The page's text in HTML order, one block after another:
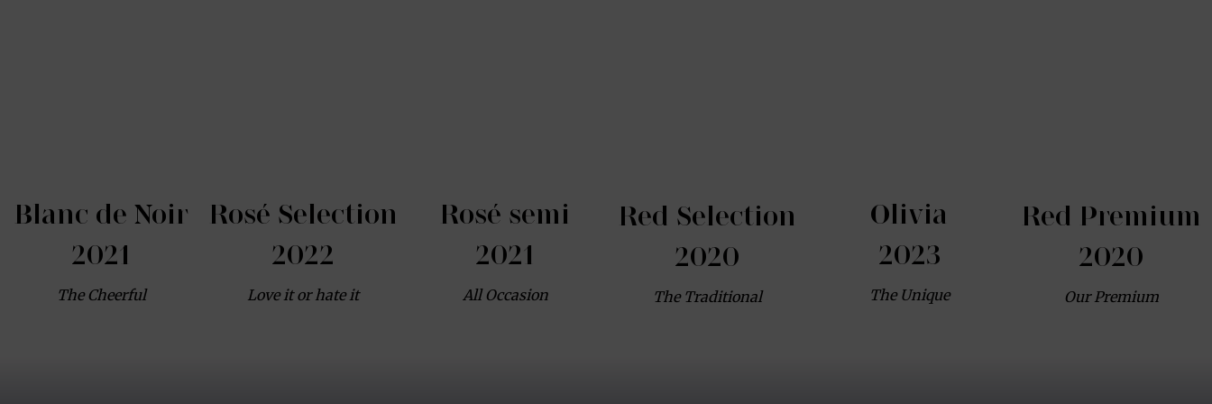
Blanc de Noir
2021
The Cheerful
Rosé Selection
2022
Love it or hate it
Rosé semi
2021
All Occasion
Red Selection
2020
The Traditional
Olivia
2023
The Unique
Red Premium
2020
Our Premium